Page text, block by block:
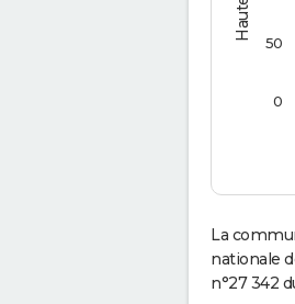
0
50
La
nationale
n°27 342